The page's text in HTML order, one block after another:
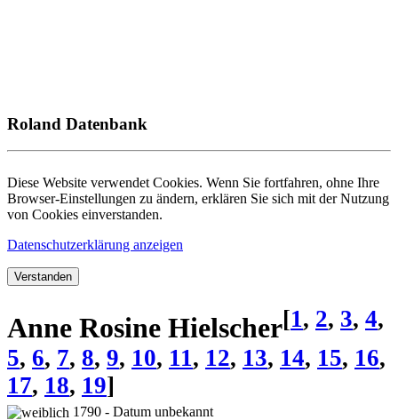
Roland Datenbank
Diese Website verwendet Cookies. Wenn Sie fortfahren, ohne Ihre
Browser-Einstellungen zu ändern, erklären Sie sich mit der Nutzung
von Cookies einverstanden.
Datenschutzerklärung anzeigen
Verstanden
Anne Rosine Hielscher[1, 2, 3, 4,
5, 6, 7, 8, 9, 10, 11, 12, 13, 14, 15, 16,
17, 18, 19]
1790 - Datum unbekannt